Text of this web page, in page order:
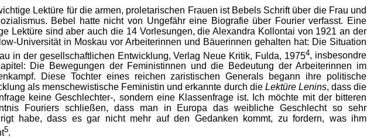
Lektüre für die armen, proletarischen Frauen ist Bebels Schrift über die Frau und
Bebel hatte nicht von Ungefähr eine Biografie über Fourier verfasst. Eine
Lektüre sind aber auch die 14 Vorlesungen, die Alexandra Kollontai von 1921 an der
Universität in Moskau vor Arbeiterinnen und Bäuerinnen gehalten hat: Die Situation
in der gesellschaftlichen Entwicklung, Verlag Neue Kritik, Fulda, 19754, insbesondre
Die Bewegungen der Feministinnen und die Bedeutung der Arbeiterinnen im
Diese Tochter eines reichen zaristischen Generals begann ihre politische
als menschewistische Feministin und erkannte durch die Lektüre Lenins, dass die
keine Geschlechter-, sondern eine Klassenfrage ist. Ich möchte mit der bitteren
Fouriers schließen, dass man in Europa das weibliche Geschlecht so sehr
habe, dass es gar nicht mehr auf den Gedanken kommt, zu fordern, was ihm
5.